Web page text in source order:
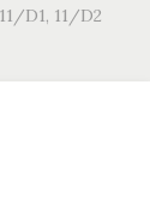
D1, 11/D2